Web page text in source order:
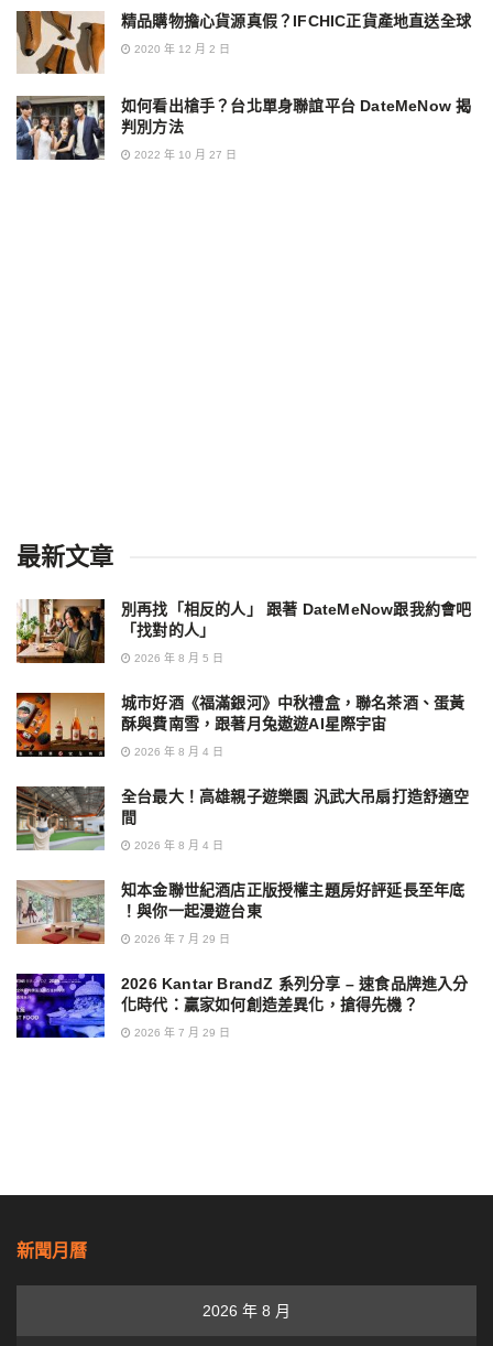
精品購物擔心貨源真假？IFCHIC正貨產地直送全球
2020 年 12 月 2 日
如何看出槍手？台北單身聯誼平台 DateMeNow 揭
判別方法
2022 年 10 月 27 日
最新文章
別再找「相反的人」 跟著 DateMeNow跟我約會吧
「找對的人」
2026 年 8 月 5 日
城市好酒《福滿銀河》中秋禮盒，聯名茶酒、蛋黃
酥與費南雪，跟著月兔遨遊AI星際宇宙
2026 年 8 月 4 日
全台最大！高雄親子遊樂園 汎武大吊扇打造舒適空
間
2026 年 8 月 4 日
知本金聯世紀酒店正版授權主題房好評延長至年底
！與你一起漫遊台東
2026 年 7 月 29 日
2026 Kantar BrandZ 系列分享 – 速食品牌進入分
化時代：贏家如何創造差異化，搶得先機？
2026 年 7 月 29 日
新聞月曆
2026 年 8 月